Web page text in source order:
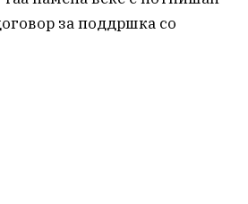
за поддршка со